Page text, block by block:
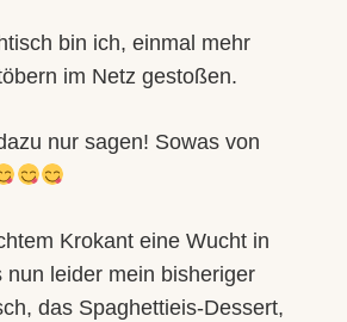
bin ich, einmal mehr
im Netz gestoßen.
nur sagen! Sowas von
Krokant eine Wucht in
nun leider mein bisheriger
das Spaghettieis-Dessert,